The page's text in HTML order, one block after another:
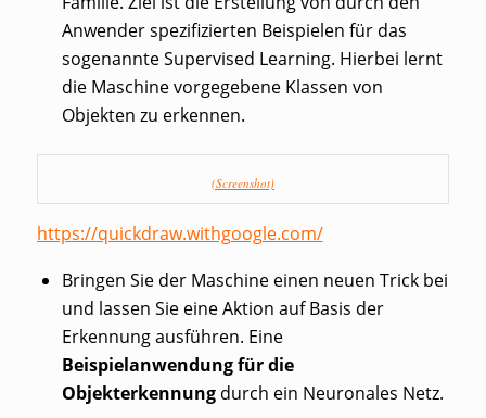
Anwender spezifizierten Beispielen für das
sogenannte Supervised Learning. Hierbei lernt
die Maschine vorgegebene Klassen von
Objekten zu erkennen.
(Screenshot)
https://quickdraw.withgoogle.com/
Bringen Sie der Maschine einen neuen Trick bei
und lassen Sie eine Aktion auf Basis der
Erkennung ausführen. Eine
Beispielanwendung für die
Objekterkennungdurch ein Neuronales Netz.